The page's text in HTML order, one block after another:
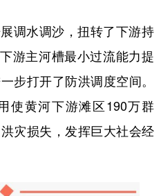
调水调沙，扭转了下游持
游主河槽最小过流能力提
步打开了防洪调度空间。
使黄河下游滩区190万群
灾损失，发挥巨大社会经